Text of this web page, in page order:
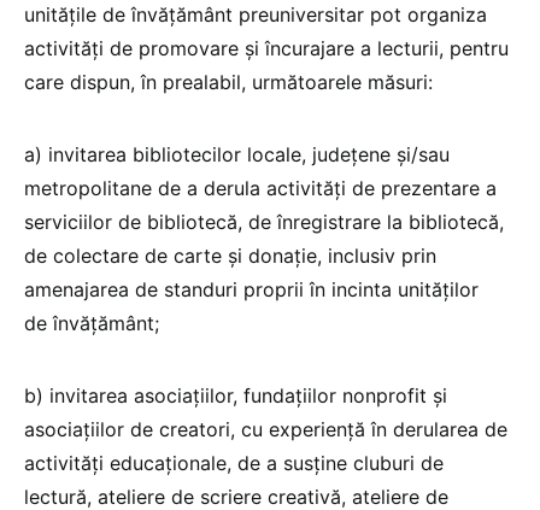
unitățile de învățământ preuniversitar pot organiza
activități de promovare și încurajare a lecturii, pentru
care dispun, în prealabil, următoarele măsuri:
a) invitarea bibliotecilor locale, județene și/sau
metropolitane de a derula activități de prezentare a
serviciilor de bibliotecă, de înregistrare la bibliotecă,
de colectare de carte și donație, inclusiv prin
amenajarea de standuri proprii în incinta unităților
de învățământ;
b) invitarea asociațiilor, fundațiilor nonprofit și
asociațiilor de creatori, cu experiență în derularea de
activități educaționale, de a susține cluburi de
lectură, ateliere de scriere creativă, ateliere de